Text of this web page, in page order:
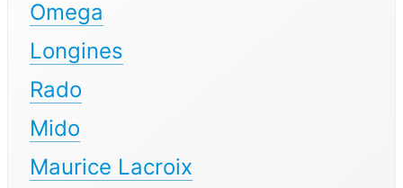
Omega
Longines
Rado
Mido
Maurice Lacroix